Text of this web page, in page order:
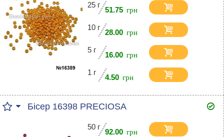
25 г
51.75
10 г
28.00
5 г
16.00
1 г
4.50
Бісер 16398 PRECIOSA
50 г
92.00